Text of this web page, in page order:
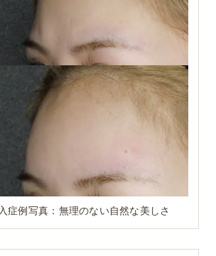
症例写真：無理のない自然な美しさ